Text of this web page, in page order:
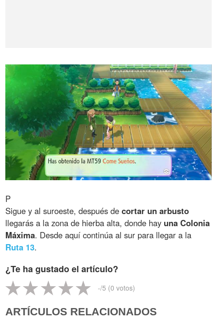
P
Sigue y al suroeste, después decortar un arbusto
llegarás a la zona de hierba alta, donde hay una Colonia
Máxima. Desde aquí continúa al sur para llegar a la
Ruta 13.
¿Te ha gustado el artículo?
-/5 (0 votos)
ARTÍCULOS RELACIONADOS